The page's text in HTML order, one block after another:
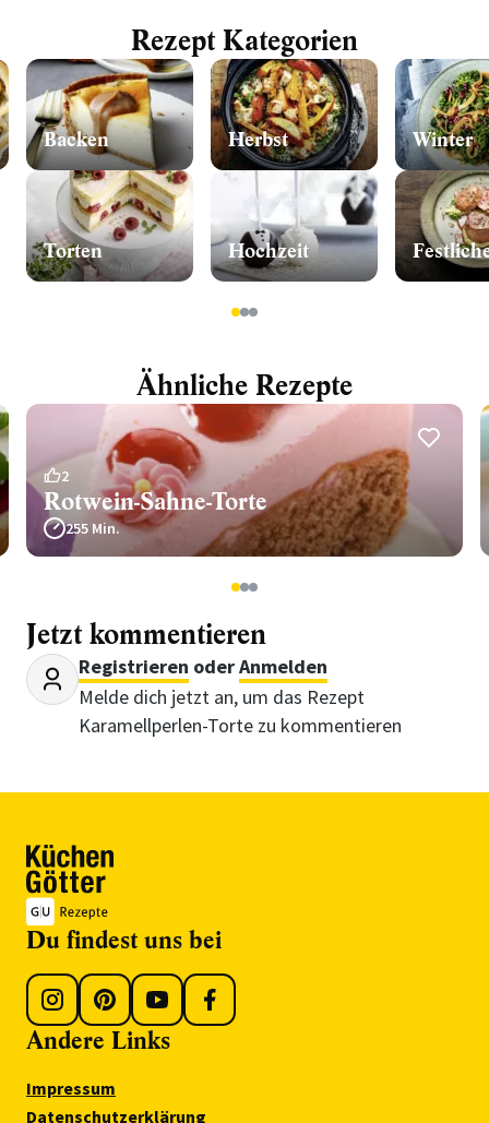
Rezept Kategorien
Backen
Torten
Herbst
Hochzeit
Winter
123
Ähnliche Rezepte
2
Rotwein-Sahne-Torte
255 Min.
123
Jetzt kommentieren
Registrieren oderAnmelden
Melde dich jetzt an, um das Rezept
Karamellperlen-Torte zu kommentieren
Du findest uns bei
Andere Links
Impressum
Datenschutzerklärung